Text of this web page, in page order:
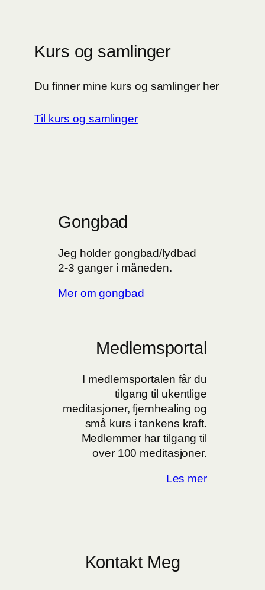
Kurs og samlinger
Du finner mine kurs og samlinger her
Til kurs og samlinger
Gongbad
Jeg holder gongbad/lydbad
2-3 ganger i måneden.
Mer om gongbad
Medlemsportal
I medlemsportalen får du
tilgang til ukentlige
meditasjoner, fjernhealing og
små kurs i tankens kraft.
Medlemmer har tilgang til
over 100 meditasjoner.
Les mer
Kontakt Meg